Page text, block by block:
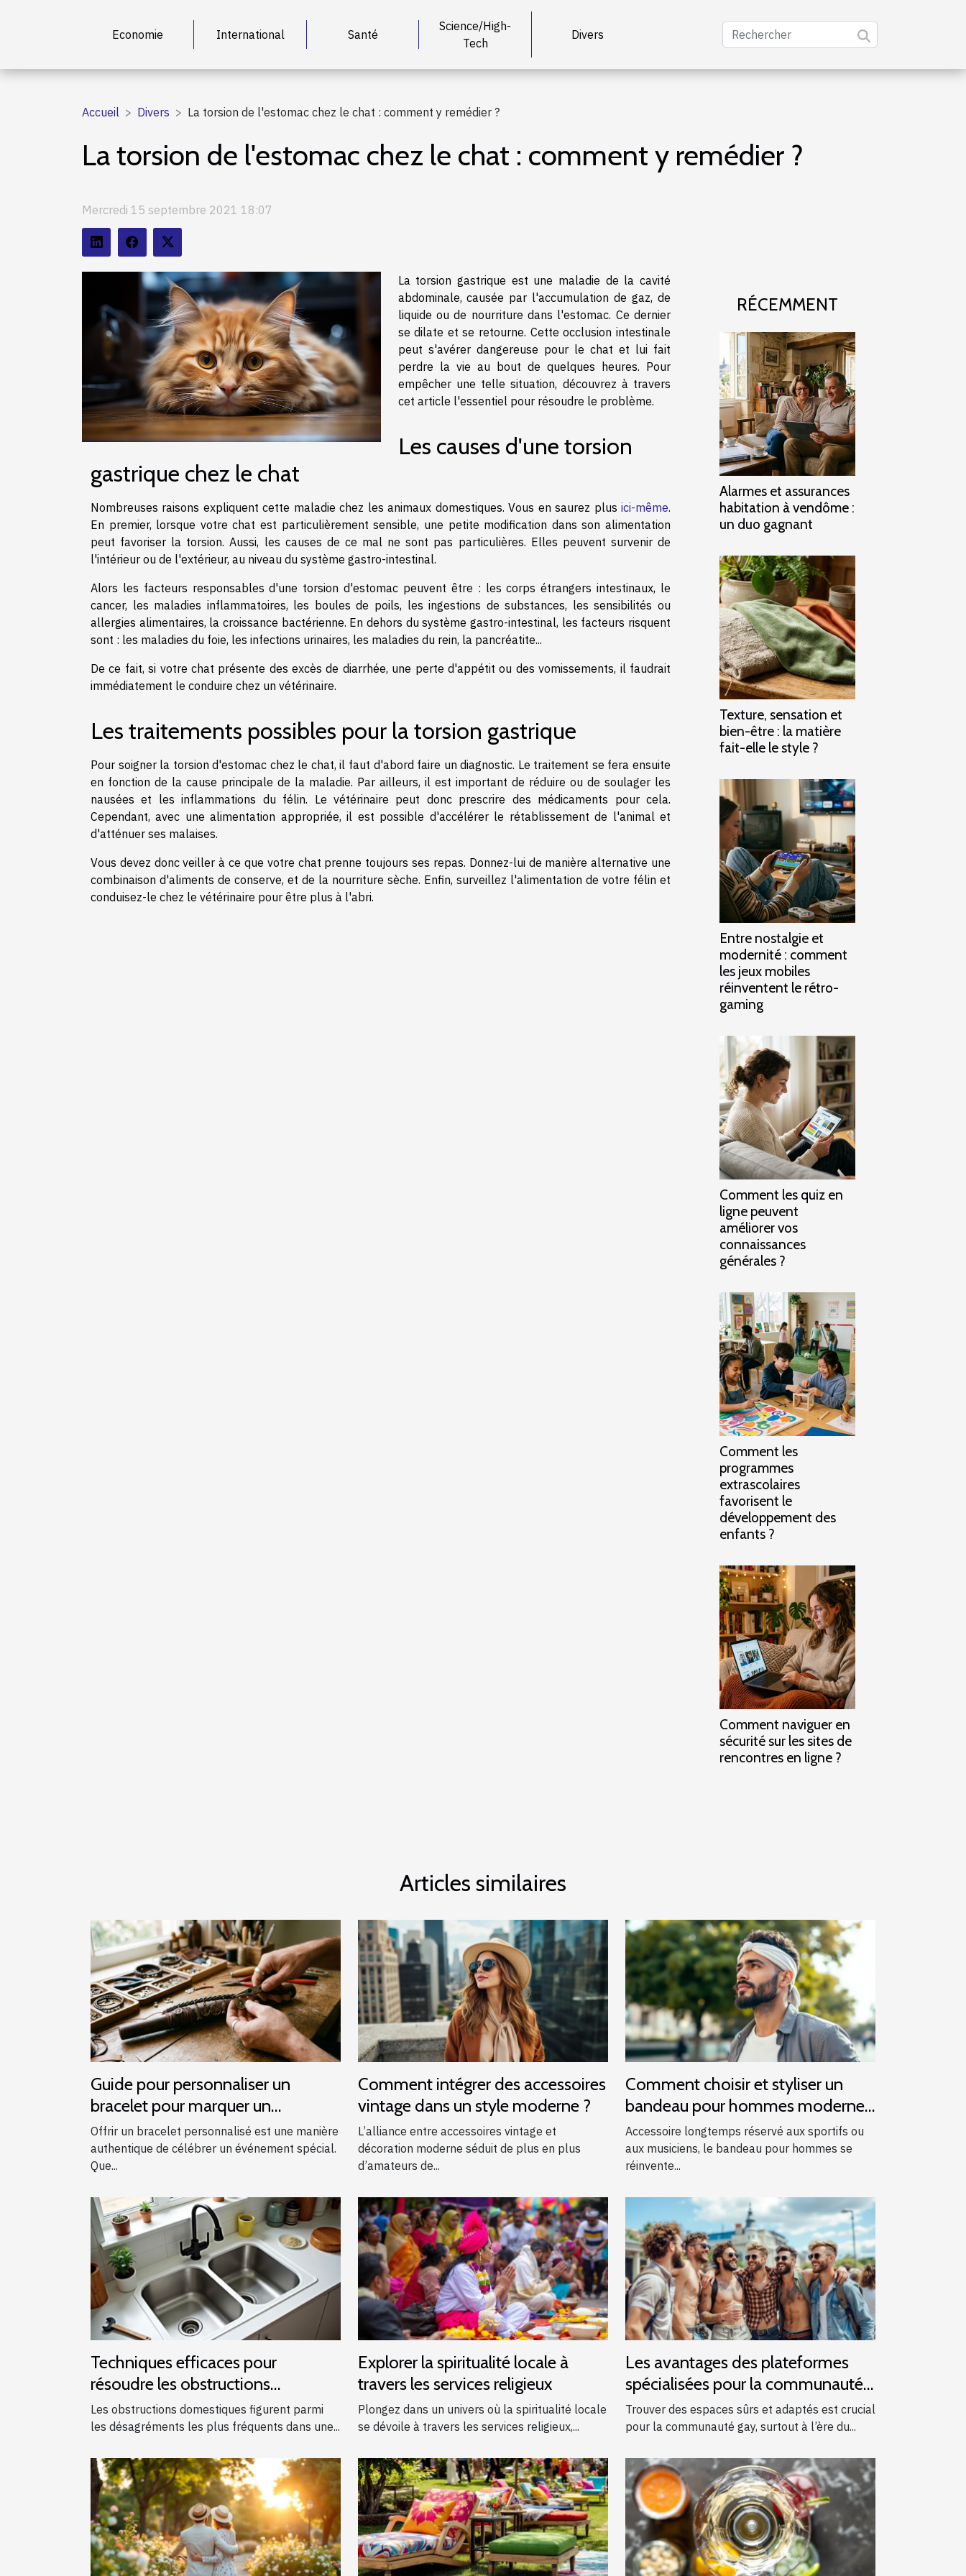
Economie International Santé
Science/High-
Tech
Divers
Accueil Divers La torsion de l'estomac chez le chat : comment y remédier ?
La torsion de l'estomac chez le chat : comment y remédier ?
Mercredi 15 septembre 2021 18:07
La torsion gastrique est une maladie de la cavité
abdominale, causée par l'accumulation de gaz, de
liquide ou de nourriture dans l'estomac. Ce dernier
se dilate et se retourne. Cette occlusion intestinale
peut s'avérer dangereuse pour le chat et lui fait
perdre la vie au bout de quelques heures. Pour
empêcher une telle situation, découvrez à travers
cet article l'essentiel pour résoudre le problème.
Les causes d'une torsion
gastrique chez le chat
Nombreuses raisons expliquent cette maladie chez les animaux domestiques. Vous en saurez plus ici-même.
En premier, lorsque votre chat est particulièrement sensible, une petite modification dans son alimentation
peut favoriser la torsion. Aussi, les causes de ce mal ne sont pas particulières. Elles peuvent survenir de
l'intérieur ou de l'extérieur, au niveau du système gastro-intestinal.
Alors les facteurs responsables d'une torsion d'estomac peuvent être : les corps étrangers intestinaux, le
cancer, les maladies inflammatoires, les boules de poils, les ingestions de substances, les sensibilités ou
allergies alimentaires, la croissance bactérienne. En dehors du système gastro-intestinal, les facteurs risquent
sont : les maladies du foie, les infections urinaires, les maladies du rein, la pancréatite...
De ce fait, si votre chat présente des excès de diarrhée, une perte d'appétit ou des vomissements, il faudrait
immédiatement le conduire chez un vétérinaire.
Les traitements possibles pour la torsion gastrique
Pour soigner la torsion d'estomac chez le chat, il faut d'abord faire un diagnostic. Le traitement se fera ensuite
en fonction de la cause principale de la maladie. Par ailleurs, il est important de réduire ou de soulager les
nausées et les inflammations du félin. Le vétérinaire peut donc prescrire des médicaments pour cela.
Cependant, avec une alimentation appropriée, il est possible d'accélérer le rétablissement de l'animal et
d'atténuer ses malaises.
Vous devez donc veiller à ce que votre chat prenne toujours ses repas. Donnez-lui de manière alternative une
combinaison d'aliments de conserve, et de la nourriture sèche. Enfin, surveillez l'alimentation de votre félin et
conduisez-le chez le vétérinaire pour être plus à l'abri.
RÉCEMMENT
Alarmes et assurances
habitation à vendôme :
un duo gagnant
Texture, sensation et
bien-être : la matière
fait-elle le style ?
Entre nostalgie et
modernité : comment
les jeux mobiles
réinventent le rétro-
gaming
Comment les quiz en
ligne peuvent
améliorer vos
connaissances
générales ?
Comment les
programmes
extrascolaires
favorisent le
développement des
enfants ?
Comment naviguer en
sécurité sur les sites de
rencontres en ligne ?
Articles similaires
Guide pour personnaliser un
bracelet pour marquer un
événement spécial
Offrir un bracelet personnalisé est une manière
authentique de célébrer un événement spécial.
Que...
Comment intégrer des accessoires
vintage dans un style moderne ?
L’alliance entre accessoires vintage et
décoration moderne séduit de plus en plus
d’amateurs de...
Comment choisir et styliser un
bandeau pour hommes modernes
?
Accessoire longtemps réservé aux sportifs ou
aux musiciens, le bandeau pour hommes se
réinvente...
Techniques efficaces pour
résoudre les obstructions
domestiques courantes
Les obstructions domestiques figurent parmi
les désagréments les plus fréquents dans une...
Explorer la spiritualité locale à
travers les services religieux
Plongez dans un univers où la spiritualité locale
se dévoile à travers les services religieux,...
Les avantages des plateformes
spécialisées pour la communauté
gay
Trouver des espaces sûrs et adaptés est crucial
pour la communauté gay, surtout à l’ère du...